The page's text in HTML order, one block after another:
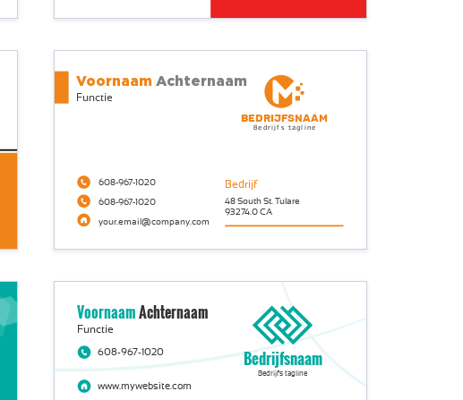
48 South St. Tulare
93274.0 CA
Bedrijf
608-967-1020
608-967-1020
your.email@company.com
Functie
VoornaamAchternaam
Bedrijfsnaam
Bedrijfs tagline
Bedrijfsnaam
Bedrijfs tagline
608-967-1020
www.mywebsite.com
Functie
VoornaamAchternaam